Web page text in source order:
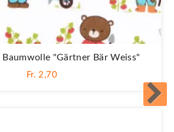
Baumwolle "Gärtner Bär Weiss"
Fr. 2,70